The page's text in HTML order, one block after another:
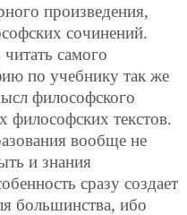
произведения,
сочинений.
самого
по учебнику так же
философского
философских текстов.
вообще не
и знания
сразу создает
большинства, ибо